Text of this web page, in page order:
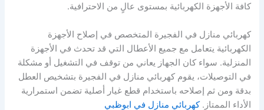
كافة الأجهزة الكهربائية بمستوى عالٍ من الاحترافية.
كهربائي منازل في الفجيرة المتخصص في إصلاح الأجهزة
الكهربائية يتعامل مع جميع الأعطال التي قد تحدث في الأجهزة
المنزلية. سواء كان الجهاز يعاني من توقف في التشغيل أو مشكلة
في التوصيلات، يقوم كهربائي منازل في الفجيرة بتشخيص العطل
بدقة ومن ثم إصلاحه باستخدام قطع غيار أصلية تضمن استمرارية
الأداء الممتاز.كهربائي منازل في ابوظبي